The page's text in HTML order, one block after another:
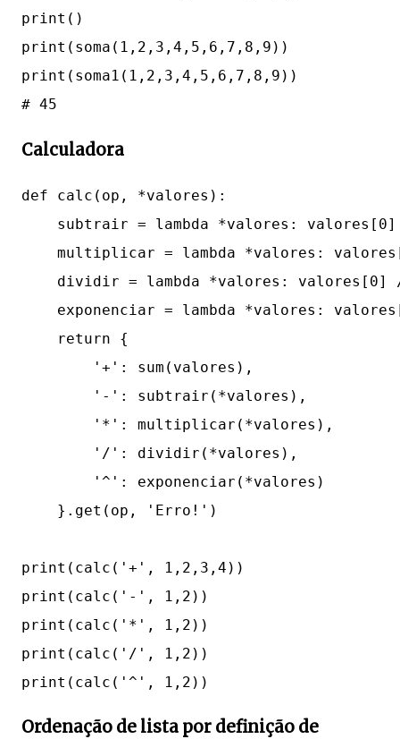
print()
print(soma(1,2,3,4,5,6,7,8,9))
print(soma1(1,2,3,4,5,6,7,8,9))
Calculadora
def calc(op, *valores):
subtrair = lambda *valores:
multiplicar = lambda *valores:
dividir = lambda *valores: valores[0]
exponenciar = lambda *valores:
    return {
        '+': sum(valores),
        '-': subtrair(*valores),
        '*': multiplicar(*valores),
        '/': dividir(*valores),
        '^': exponenciar(*valores)
    }.get(op, 'Erro!')
print(calc('+', 1,2,3,4))
print(calc('-', 1,2))
print(calc('*', 1,2))
print(calc('/', 1,2))
Ordenação de lista por definição de